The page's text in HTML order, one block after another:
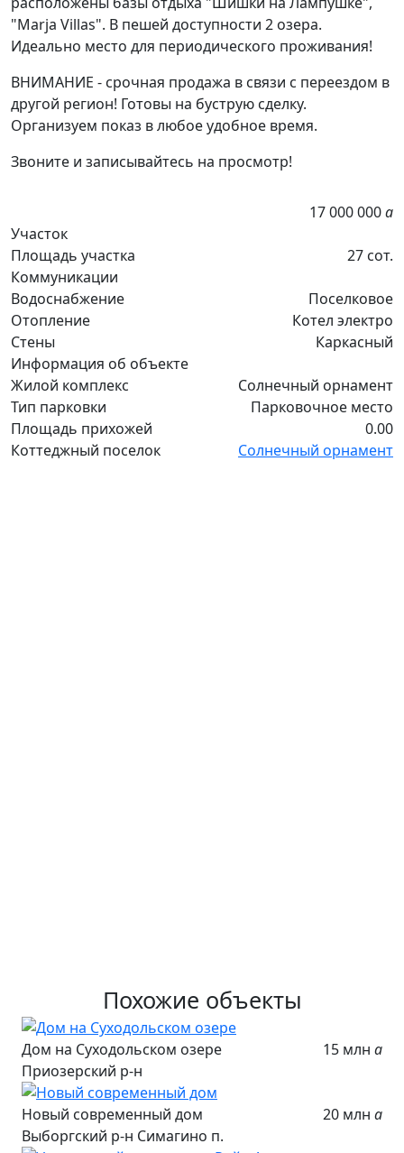
"Marja Villas". В пешей доступности 2 озера.
Идеально место для периодического проживания!
ВНИМАНИЕ - срочная продажа в связи с переездом в
другой регион! Готовы на буструю сделку.
Организуем показ в любое удобное время.
Звоните и записывайтесь на просмотр!
17 000 000a
Участок
Площадь участка
27 сот.
Коммуникации
Водоснабжение
Поселковое
Отопление
Котел электро
Стены
Каркасный
Информация об объекте
Жилой комплекс
Солнечный орнамент
Тип парковки
Парковочное место
Площадь прихожей
0.00
Коттеджный поселок
Солнечный орнамент
Похожие объекты
Дом на Суходольском озере 15 млн a
Приозерский р-н
Новый современный дом 20 млн a
Выборгский р-н Симагино п.